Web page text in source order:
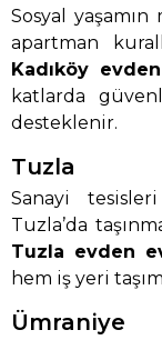
Sosyal
apartman
Kadıköy
katlarda
desteklenir.
Tuzla
Sanayi
Tuzla’da
Tuzla evden
hem iş yeri
Ümraniye